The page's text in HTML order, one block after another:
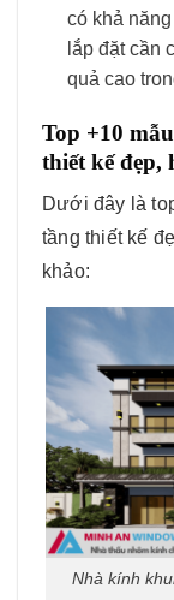
có khả
lắp đặt cần
quả cao
Top +10
thiết kế đẹp,
Dưới đây là
tầng thiết kế
khảo:
Nhà kính